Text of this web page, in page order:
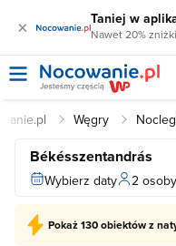
× Taniej w
Nawet 20%
Węgry
Békésszentandrás
Wybierz daty 2 osoby
Pokaż130 obiektówz